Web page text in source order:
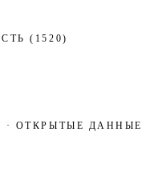
(1520)
· ОТКРЫТЫЕ ДАННЫЕ